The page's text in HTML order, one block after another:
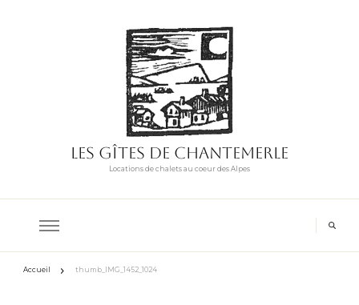
Les Gîtes de Chantemerle
Locations de chalets au coeur des Alpes
Accueil thumb_IMG_1452_1024